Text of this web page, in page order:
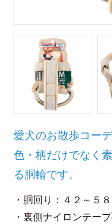
愛犬のお散歩コー
色・柄だけでなく
る胴輪です。
・胴回り：４２～５
・裏側ナイロンテー